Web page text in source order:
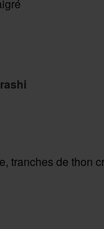
tranches de thon